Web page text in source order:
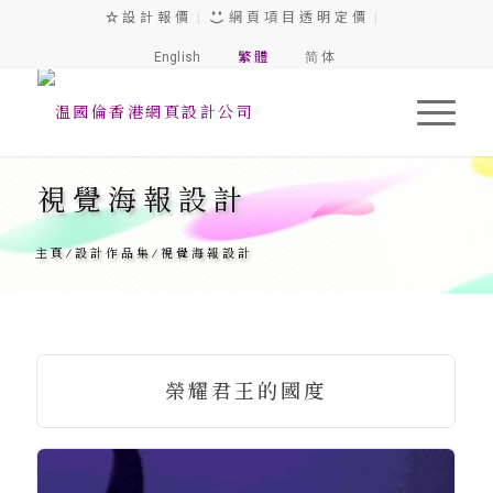
設 計 報 價 網 頁 項 目 透 明 定 價
English 繁 體 简 体
視覺海報設計
主頁/ 設計作品集 / 視覺海報設計
榮耀君王的國度